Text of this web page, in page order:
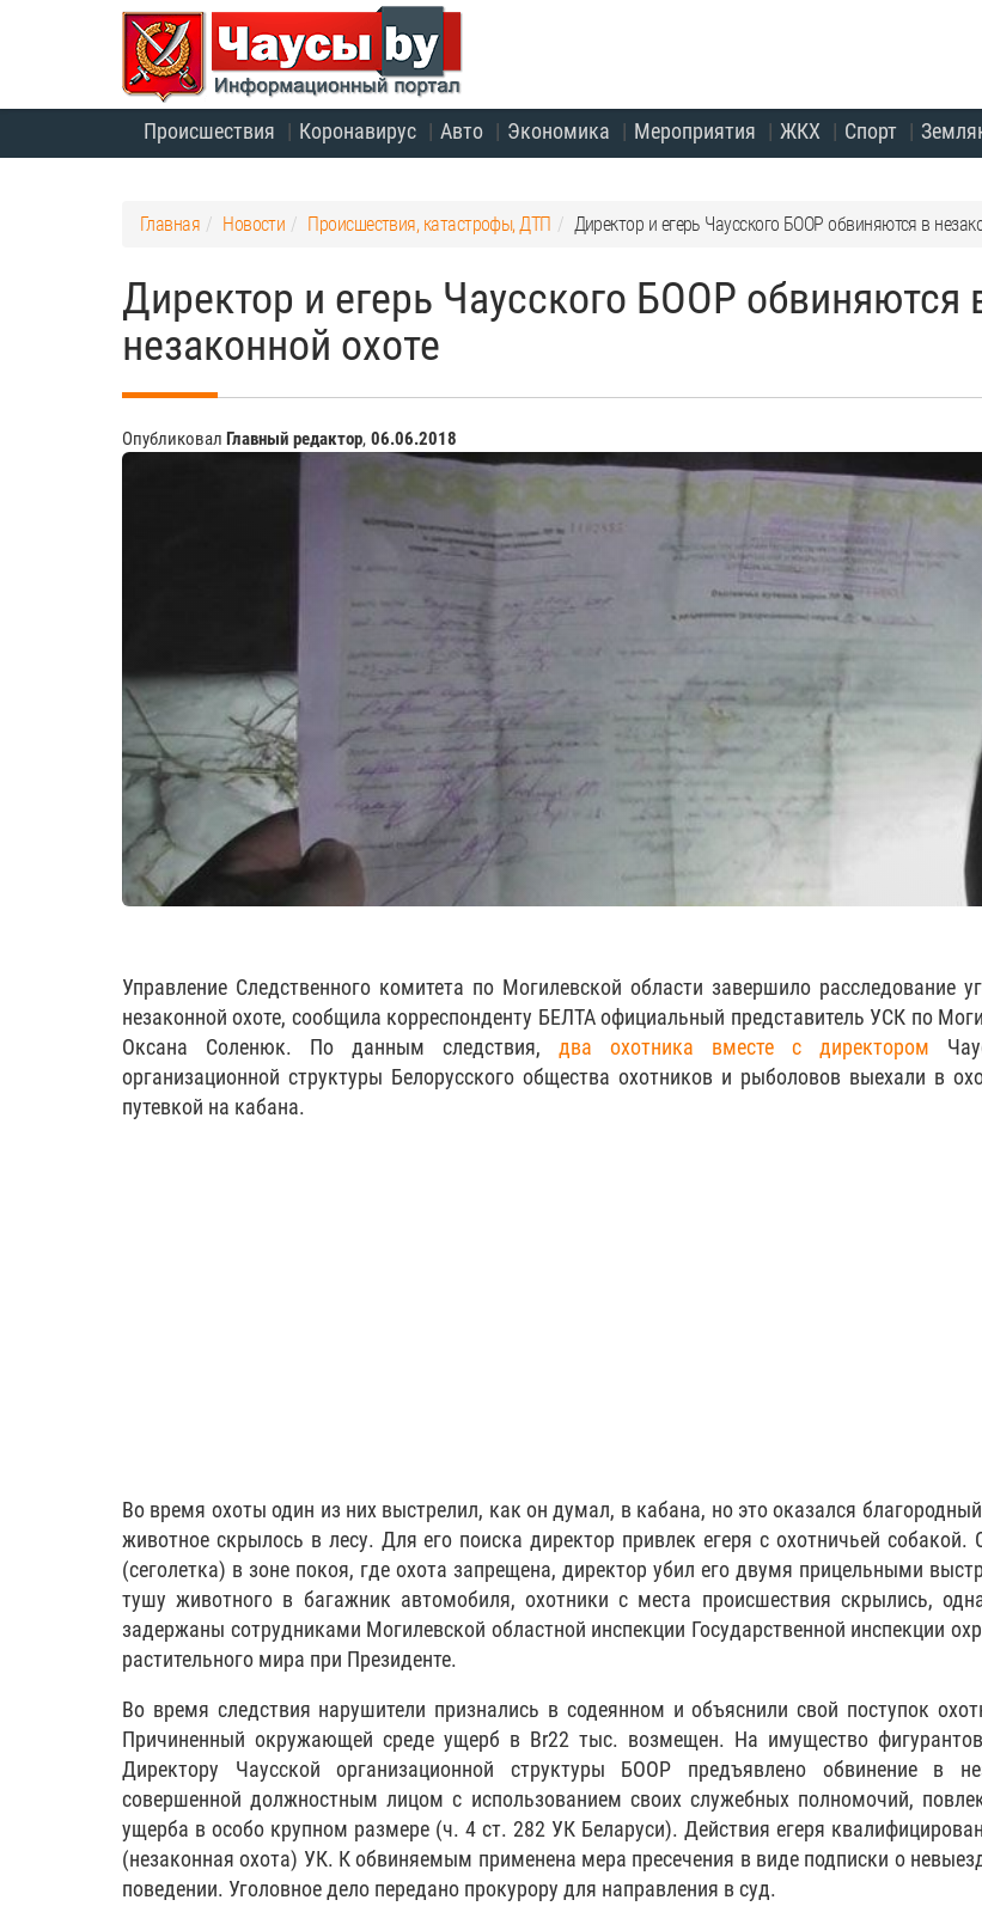
Происшествия Коронавирус Авто Экономика Мероприятия ЖКХ Спорт
Главная Новости Происшествия, катастрофы, ДТП Директор и егерь Чаусского БООР обвиняются в
Директор и егерь Чаусского БООР обвиняются
незаконной охоте
Опубликовал Главный редактор, 06.06.2018
Управление Следственного комитета по Могилевской области завершило расследование
незаконной охоте, сообщила корреспонденту БЕЛТА официальный представитель УСК по
Оксана Соленюк. По данным следствия, два охотника вместе с директором
организационной структуры Белорусского общества охотников и рыболовов выехали в
путевкой на кабана.
Во время охоты один из них выстрелил, как он думал, в кабана, но это оказался
животное скрылось в лесу. Для его поиска директор привлек егеря с охотничьей собакой.
(сеголетка) в зоне покоя, где охота запрещена, директор убил его двумя прицельными
тушу животного в багажник автомобиля, охотники с места происшествия скрылись,
задержаны сотрудниками Могилевской областной инспекции Государственной инспекции
растительного мира при Президенте.
Во время следствия нарушители признались в содеянном и объяснили свой поступок
Причиненный окружающей среде ущерб в Вr22 тыс. возмещен. На имущество
Директору Чаусской организационной структуры БООР предъявлено обвинение в
совершенной должностным лицом с использованием своих служебных полномочий,
ущерба в особо крупном размере (ч. 4 ст. 282 УК Беларуси). Действия егеря
(незаконная охота) УК. К обвиняемым применена мера пресечения в виде подписки о
поведении. Уголовное дело передано прокурору для направления в суд.